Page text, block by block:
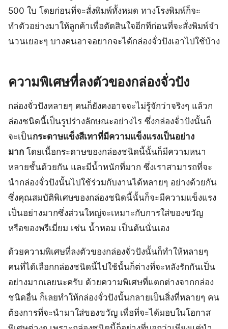
500 ใบ โดยก่อนที่จะสั่งพิมพ์ทั้งหมด ทางโรงพิมพ์ก็จะ
ทำตัวอย่างมาให้ลูกค้าเพื่อตัดสินใจอีกทีก่อนที่จะสั่งพิมพ์จำ
นวนเยอะๆ บางคนอาจอยากจะได้กล่องจั่วปังเอาไปใช้บ้าง
ความพิเศษที่ลงตัวของกล่องจั่วปัง
กล่องจั่วปังหลายๆ คนก็ยังคงอาจจะไม่รู้จักว่าจริงๆ แล้วก
ล่องชนิดนี้เป็นรูปร่างลักษณะอย่างไร ซึ่งกล่องจั่วปังนั้นก็
จะเป็นกระดาษแข็งสีเทาที่มีความแข็งแรงเป็นอย่าง
มาก โดยเนื้อกระดาษของกล่องชนิดนี้นั้นก็มีความหนา
หลายชั้นด้วยกัน และมีน้ำหนักที่มาก ซึ่งเราสามารถที่จะ
นำกล่องจั่วปังนั้นไปใช้ร่วมกับงานได้หลายๆ อย่างด้วยกัน
ซึ่งคุณสมบัติพิเศษของกล่องชนิดนี้นั้นก็จะมีความแข็งแรง
เป็นอย่างมากซึ่งส่วนใหญ่จะเหมาะกับการใส่ของขวัญ
หรือของพรีเมี่ยม เช่น น้ำหอม เป็นต้นนั่นเอง
ด้วยความพิเศษที่ลงตัวของกล่องจั่วปังนั้นก็ทำให้หลายๆ
คนที่ได้เลือกกล่องชนิดนี้ไปใช้นั้นก็ต่างที่จะหลังรักกันเป็น
อย่างมากเลยนะครับ ด้วยความพิเศษที่แตกต่างจากกล่อง
ชนิดอื่น ก็เลยทำให้กล่องจั่วปังนั้นกลายเป็นสิ่งที่หลายๆ คน
ต้องการที่จะนำมาใส่ของขวัญ เพื่อที่จะได้มอบในโอกาส